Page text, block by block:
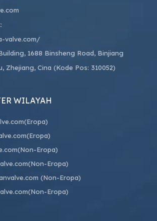
valve.com/
1688 Binsheng Road, Binjiang
Zhejiang, Cina (Kode Pos: 310052)
WILAYAH
(Eropa)
(Eropa)
(Non-Eropa)
(Non-Eropa)
(Non-Eropa)
(Non-Eropa)